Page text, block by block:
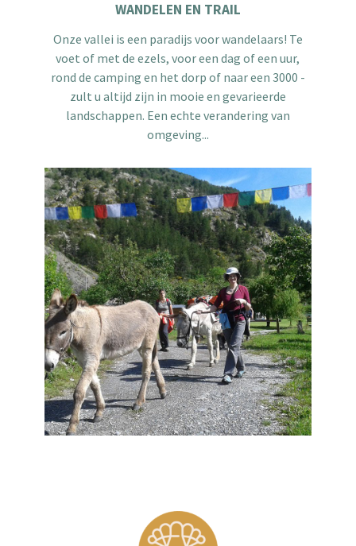
WANDELEN EN TRAIL
Onze vallei is een paradijs voor wandelaars! Te
voet of met de ezels, voor een dag of een uur,
rond de camping en het dorp of naar een 3000 -
zult u altijd zijn in mooie en gevarieerde
landschappen. Een echte verandering van
omgeving...